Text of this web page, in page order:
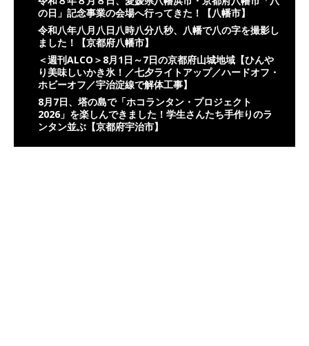
の日」記念事業の会場へ行ってきた！【八幡市】
令和八年八月八日八時八分八秒、八幡で八の字を撮影し
ました！【京都府八幡市】
＜週刊ALCO＞8月1日～7日の京都府山城地域【ひんや
り美味しいかき氷！／七夕ライトアップ／ハードオフ・
ホビーオフ／宇治淀線で解体工事】
8月7日、塔の島で「ホコランタン・プロジェクト
2026」を楽しんできました！学生さんたち手作りのラ
ンタン並ぶ【京都府宇治市】